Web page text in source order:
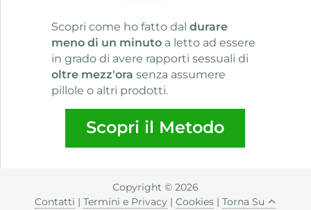
Vai ai rimedi per l’eiaculazione precoce
Scopri come ho fatto dal durare
meno di un minutoa letto ad essere
in grado di avere rapporti sessuali di
oltre mezz'ora senza assumere
pillole o altri prodotti.
Scopri il Metodo
Copyright © 2026
Contatti |Termini e Privacy |Cookies |Torna Su